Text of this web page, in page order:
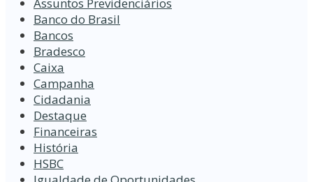
Banco do Brasil
Bancos
Bradesco
Caixa
Campanha
Cidadania
Destaque
Financeiras
História
HSBC